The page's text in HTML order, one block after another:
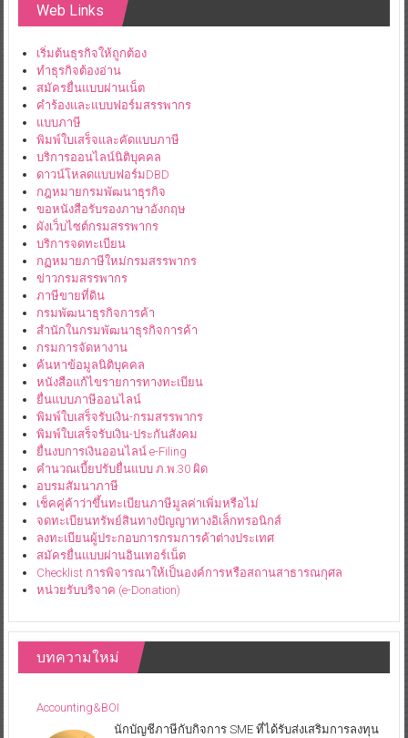
Web Links
เริ่มต้นธุรกิจให้ถูกต้อง
ทำธุรกิจต้องอ่าน
สมัครยื่นแบบผ่านเน็ต
คำร้องและแบบฟอร์มสรรพากร
แบบภาษี
พิมพ์ใบเสร็จและคัดแบบภาษี
บริการออนไลน์นิติบุคคล
ดาวน์โหลดแบบฟอร์มDBD
กฎหมายกรมพัฒนาธุรกิจ
ขอหนังสือรับรองภาษาอังกฤษ
ผังเว็บไซต์กรมสรรพากร
บริการจดทะเบียน
กฏหมายภาษีใหม่กรมสรรพากร
ข่าวกรมสรรพากร
ภาษีขายที่ดิน
กรมพัฒนาธุรกิจการค้า
สำนักในกรมพัฒนาธุรกิจการค้า
กรมการจัดหางาน
ค้นหาข้อมูลนิติบุคคล
หนังสือแก้ไขรายการทางทะเบียน
ยื่นแบบภาษีออนไลน์
พิมพ์ใบเสร็จรับเงิน-กรมสรรพากร
พิมพ์ใบเสร็จรับเงิน-ประกันสังคม
ยื่นงบการเงินออนไลน์ e-Filing
คำนวณเบี้ยปรับยื่นแบบ ภ.พ.30 ผิด
อบรมสัมนาภาษี
เช็คคู่ค้าว่าขึ้นทะเบียนภาษีมูลค่าเพิ่มหรือไม่
จดทะเบียนทรัพย์สินทางปัญญาทางอิเล็กทรอนิกส์
ลงทะเบียนผู้ประกอบการกรมการค้าต่างประเทศ
สมัครยื่นแบบผ่านอินเทอร์เน็ต
Checklist การพิจารณาให้เป็นองค์การหรือสถานสาธารณกุศล
หน่วยรับบริจาค (e-Donation)
บทความใหม่
Accounting&BOI
นักบัญชีภาษีกับกิจการ SME ที่ได้รับส่งเสริมการลงทุน